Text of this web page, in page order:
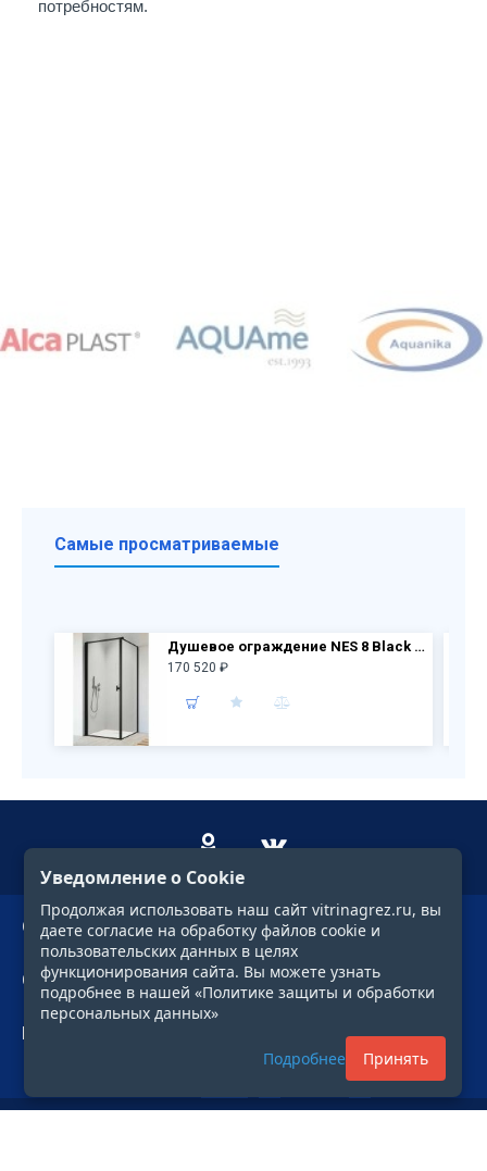
потребностям.
Самые просматриваемые
Душевое ограждение NES 8 Black KDJ I Frame дверь 10022090-54-56L + бок.перегородка 10039090-54-56
170 520 ₽
О компании
Сервис
Профиль
Фильтр
Уведомление о Cookie
Продолжая использовать наш сайт vitrinagrez.ru, вы
даете согласие на обработку файлов cookie и
пользовательских данных в целях
функционирования сайта. Вы можете узнать
подробнее в нашей «Политике защиты и обработки
персональных данных»
Подробнее Принять